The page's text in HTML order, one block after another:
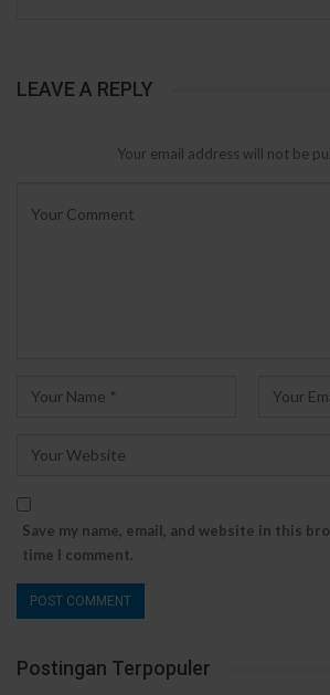
LEAVE A REPLY
Your email address will not be
Save my name, email, and website in this
time I comment.
Postingan Terpopuler